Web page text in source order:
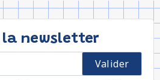
la newsletter